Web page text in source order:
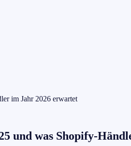
im Jahr 2026 erwartet
und was Shopify-